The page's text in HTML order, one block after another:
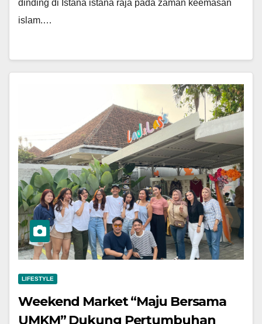
dinding di Istana istana raja pada zaman keemasan
islam.…
LIFESTYLE
Weekend Market “Maju Bersama
UMKM” Dukung Pertumbuhan